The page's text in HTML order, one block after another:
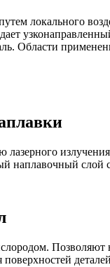
локального
Области
наплавочный